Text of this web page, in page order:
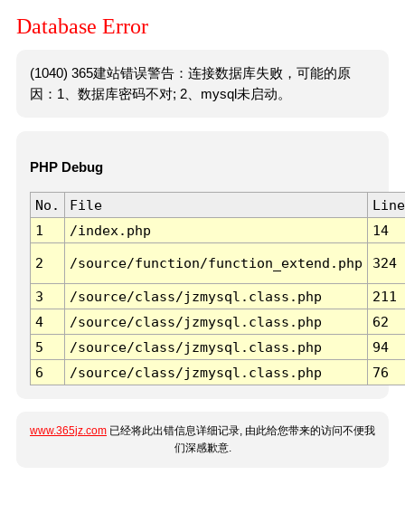
Database Error
(1040) 365建站错误警告：连接数据库失败，可能的原
因：1、数据库密码不对; 2、mysql未启动。
PHP Debug
No. File
Line
1
/index.php 14
2 /source/function/function_extend.php 324
3 /source/class/jzmysql.class.php
211
4
/source/class/jzmysql.class.php
62
5
/source/class/jzmysql.class.php
94
6
/source/class/jzmysql.class.php 76
www.365jz.com 已经将此出错信息详细记录, 由此给您带来的访问不便我
们深感歉意.